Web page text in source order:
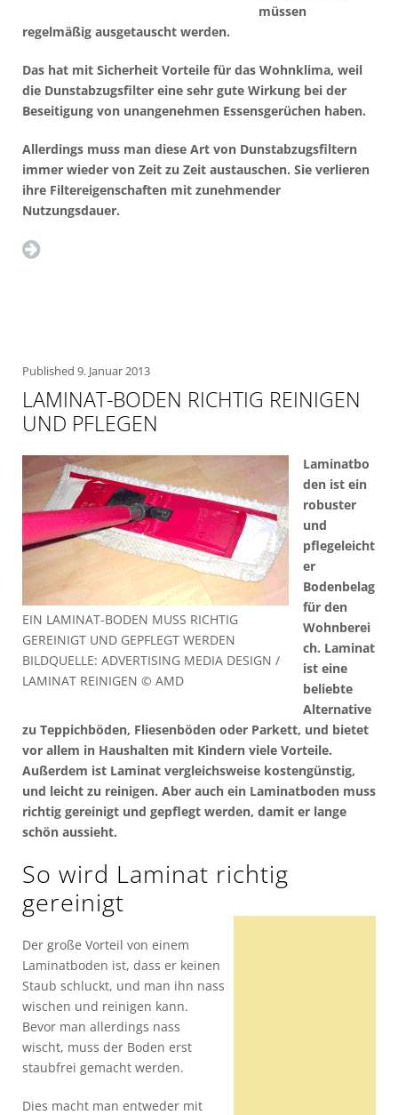
müssen
regelmäßig ausgetauscht werden.
Das hat mit Sicherheit Vorteile für das Wohnklima, weil
die Dunstabzugsfilter eine sehr gute Wirkung bei der
Beseitigung von unangenehmen Essensgerüchen haben.
Allerdings muss man diese Art von Dunstabzugsfiltern
immer wieder von Zeit zu Zeit austauschen. Sie verlieren
ihre Filtereigenschaften mit zunehmender
Nutzungsdauer.
Published 9. Januar 2013
LAMINAT-BODEN RICHTIG REINIGEN
UND PFLEGEN
EIN LAMINAT-BODEN MUSS RICHTIG
GEREINIGT UND GEPFLEGT WERDEN
BILDQUELLE: ADVERTISING MEDIA DESIGN /
LAMINAT REINIGEN © AMD
Laminatbo
den ist ein
robuster
und
pflegeleicht
er
Bodenbelag
für den
Wohnberei
ch. Laminat
ist eine
beliebte
Alternative
zu Teppichböden, Fliesenböden oder Parkett, und bietet
vor allem in Haushalten mit Kindern viele Vorteile.
Außerdem ist Laminat vergleichsweise kostengünstig,
und leicht zu reinigen. Aber auch ein Laminatboden muss
richtig gereinigt und gepflegt werden, damit er lange
schön aussieht.
So wird Laminat richtig
gereinigt
Der große Vorteil von einem
Laminatboden ist, dass er keinen
Staub schluckt, und man ihn nass
wischen und reinigen kann.
Bevor man allerdings nass
wischt, muss der Boden erst
staubfrei gemacht werden.
Dies macht man entweder mit